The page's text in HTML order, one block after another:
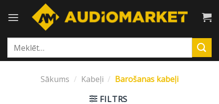
Meklēt:
Sākums / Kabeļi / Barošanas kabeļi
FILTRS